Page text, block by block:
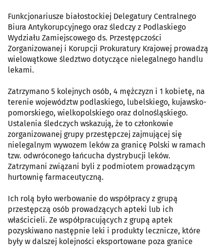
Funkcjonariusze białostockiej Delegatury Centralnego
Biura Antykorupcyjnego oraz śledczy z Podlaskiego
Wydziału Zamiejscowego ds. Przestępczości
Zorganizowanej i Korupcji Prokuratury Krajowej prowadzą
wielowątkowe śledztwo dotyczące nielegalnego handlu
lekami.
Zatrzymano 5 kolejnych osób, 4 mężczyzn i 1 kobietę, na
terenie województw podlaskiego, lubelskiego, kujawsko-
pomorskiego, wielkopolskiego oraz dolnośląskiego.
Ustalenia śledczych wskazują, że to członkowie
zorganizowanej grupy przestępczej zajmującej się
nielegalnym wywozem leków za granicę Polski w ramach
tzw. odwróconego łańcucha dystrybucji leków.
Zatrzymani związani byli z podmiotem prowadzącym
hurtownię farmaceutyczną.
Ich rolą było werbowanie do współpracy z grupą
przestępczą osób prowadzących apteki lub ich
właścicieli. Ze współpracujących z grupą aptek
pozyskiwano następnie leki i produkty lecznicze, które
były w dalszej kolejności eksportowane poza granice